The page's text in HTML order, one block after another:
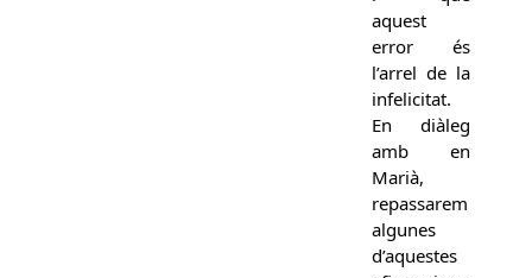
aquest
error és
l’arrel de la
infelicitat.
En diàleg
amb en
Marià,
repassarem
algunes
d’aquestes